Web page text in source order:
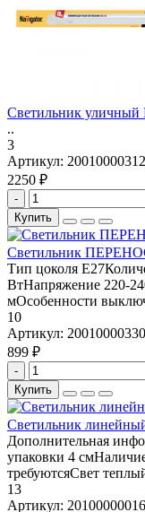
Светильник уличный
..
3
Артикул:
2250 ₽
-
Купить
Светильник
Тип цоколя
ВтНапряжение 220-
мОсобенности
10
Артикул:
899 ₽
-
Купить
Светильник
Дополнительная
упаковки 4
требуютсяСвет
13
Артикул: